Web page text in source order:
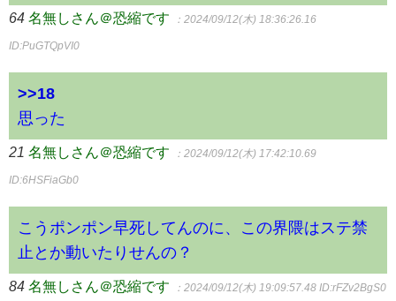
64 名無しさん＠恐縮です ：2024/09/12(木) 18:36:26.16
ID:PuGTQpVI0
>>18
思った
21 名無しさん＠恐縮です ：2024/09/12(木) 17:42:10.69
ID:6HSFiaGb0
こうポンポン早死してんのに、この界隈はステ禁
止とか動いたりせんの？
84 名無しさん＠恐縮です ：2024/09/12(木) 19:09:57.48 ID:rFZv2BgS0